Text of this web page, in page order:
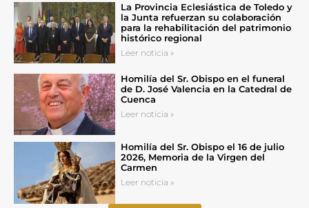
La Provincia Eclesiástica de Toledo y
la Junta refuerzan su colaboración
para la rehabilitación del patrimonio
histórico regional
Leer noticia »
Homilía del Sr. Obispo en el funeral
de D. José Valencia en la Catedral de
Cuenca
Leer noticia »
Homilía del Sr. Obispo el 16 de julio
2026, Memoria de la Virgen del
Carmen
Leer noticia »